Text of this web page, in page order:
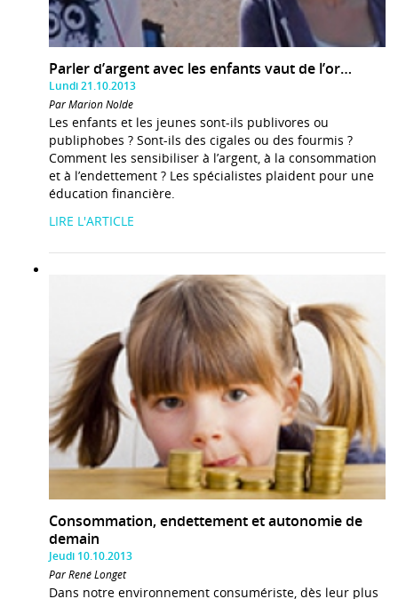
Parler d’argent avec les enfants vaut de l’or…
Lundi 21.10.2013
Par Marion Nolde
Les enfants et les jeunes sont-ils publivores ou
publiphobes ? Sont-ils des cigales ou des fourmis ?
Comment les sensibiliser à l’argent, à la consommation
et à l’endettement ? Les spécialistes plaident pour une
éducation financière.
LIRE L'ARTICLE
Consommation, endettement et autonomie de
demain
Jeudi 10.10.2013
Par René Longet
Dans notre environnement consumériste, dès leur plus